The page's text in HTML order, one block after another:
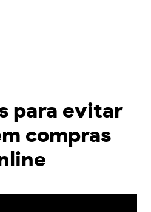
para evitar
compras